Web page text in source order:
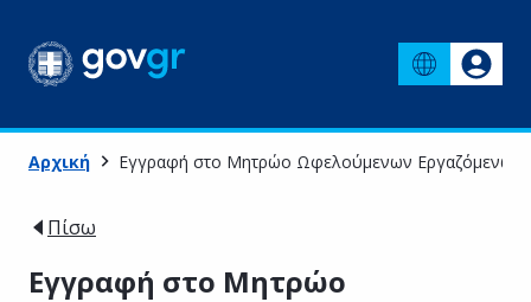
Αρχική Εγγραφή στο Μητρώο Ωφελούμενων Εργαζόμενων
Πίσω
Εγγραφή στο Μητρώο